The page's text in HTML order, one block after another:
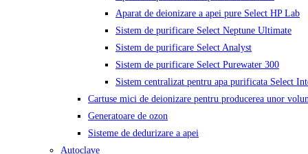
Aparat de deionizare a apei pure Select HP Lab
Sistem de purificare Select Neptune Ultimate
Sistem de purificare Select Analyst
Sistem de purificare Select Purewater 300
Sistem centralizat pentru apa purificata Select
Cartuse mici de deionizare pentru producerea unor
Generatoare de ozon
Sisteme de dedurizare a apei
Autoclave